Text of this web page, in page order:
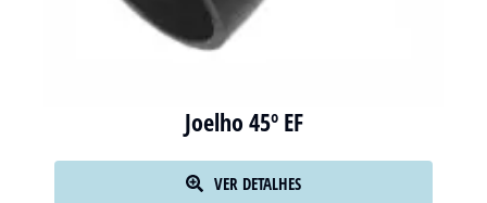
Joelho 45º EF
VER DETALHES